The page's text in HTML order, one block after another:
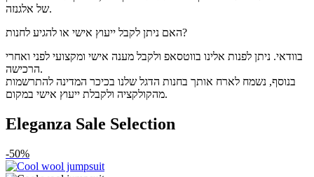
של אלגנזה.
האם ניתן לקבל ייעוץ אישי או להגיע לחנות?
בוודאי. ניתן לפנות אלינו בווטסאפ ולקבל מענה אישי ומקצועי לפני ואחרי
הרכישה.
בנוסף, נשמח לארח אותך בחנות הדגל שלנו בכיכר המדינה להתרשמות
מהקולקציה ולקבלת ייעוץ אישי במקום.
Eleganza Sale Selection
-50%